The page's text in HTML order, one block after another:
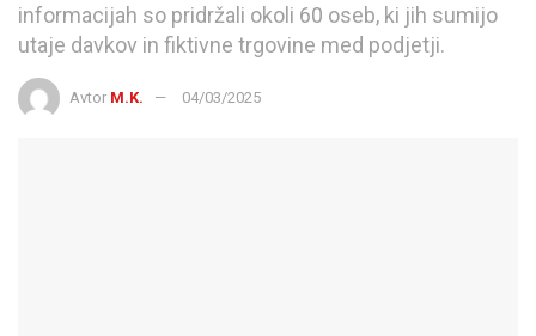
informacijah so pridržali okoli 60 oseb, ki jih sumijo
utaje davkov in fiktivne trgovine med podjetji.
Avtor M.K. 04/03/2025